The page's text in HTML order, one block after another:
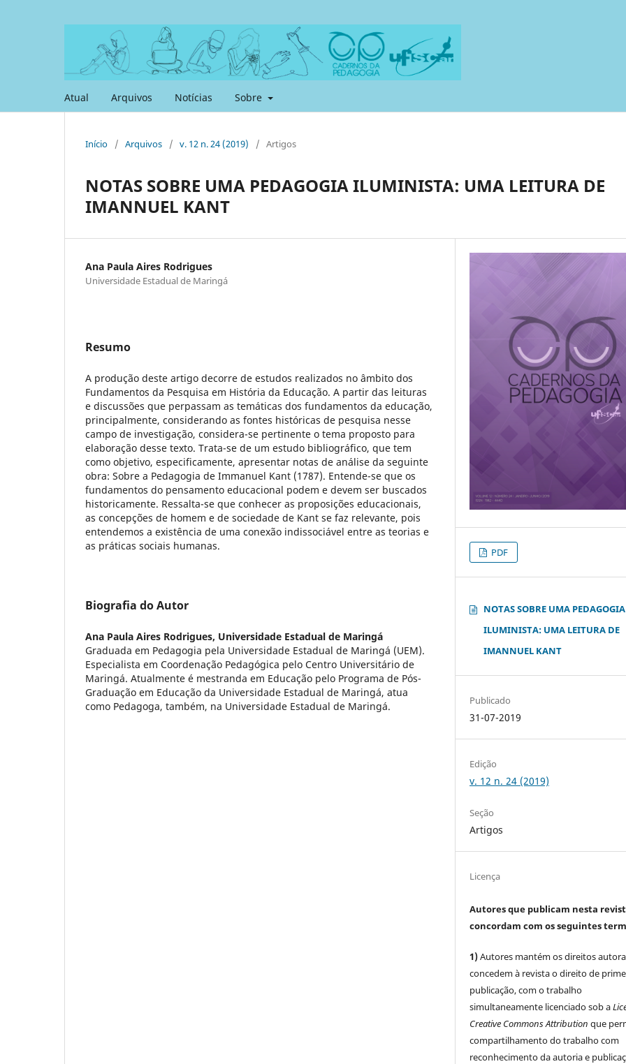
Atual Arquivos Notícias Sobre
Início / Arquivos / v. 12 n. 24 (2019) / Artigos
NOTAS SOBRE UMA PEDAGOGIA ILUMINISTA: UMA LEITURA DE
IMANNUEL KANT
Ana Paula Aires Rodrigues
Universidade Estadual de Maringá
Resumo
A produção deste artigo decorre de estudos realizados no âmbito dos
Fundamentos da Pesquisa em História da Educação. A partir das leituras
e discussões que perpassam as temáticas dos fundamentos da educação,
principalmente, considerando as fontes históricas de pesquisa nesse
campo de investigação, considera-se pertinente o tema proposto para
elaboração desse texto. Trata-se de um estudo bibliográfico, que tem
como objetivo, especificamente, apresentar notas de análise da seguinte
obra: Sobre a Pedagogia de Immanuel Kant (1787). Entende-se que os
fundamentos do pensamento educacional podem e devem ser buscados
historicamente. Ressalta-se que conhecer as proposições educacionais,
as concepções de homem e de sociedade de Kant se faz relevante, pois
entendemos a existência de uma conexão indissociável entre as teorias e
as práticas sociais humanas.
Biografia do Autor
Ana Paula Aires Rodrigues, Universidade Estadual de Maringá
Graduada em Pedagogia pela Universidade Estadual de Maringá (UEM).
Especialista em Coordenação Pedagógica pelo Centro Universitário de
Maringá. Atualmente é mestranda em Educação pelo Programa de Pós-
Graduação em Educação da Universidade Estadual de Maringá, atua
como Pedagoga, também, na Universidade Estadual de Maringá.
PDF
NOTAS SOBRE UMA PEDAGOGIA
ILUMINISTA: UMA LEITURA DE
IMANNUEL KANT
Publicado
31-07-2019
Edição
v. 12 n. 24 (2019)
Seção
Artigos
Licença
Autores que publicam nesta
concordam com os seguintes
1)Autores mantém os direitos
concedem à revista o direito de
publicação, com o trabalho
simultaneamente licenciado sob a
Creative Commons Attribution que
compartilhamento do trabalho com
reconhecimento da autoria e